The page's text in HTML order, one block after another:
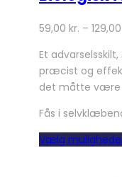
59,00 kr. – 129,00
Et
præcist og
det måtte være
Fås i
Vælg